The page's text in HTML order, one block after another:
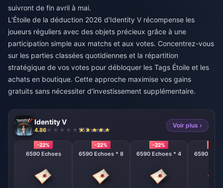
suivront de fin avril à mai.
L'Étoile de la déduction 2026 d'Identity V récompense les
joueurs réguliers avec des objets précieux grâce à une
participation simple aux matchs et aux votes. Concentrez-vous
sur les parties classées quotidiennes et la répartition
stratégique de vos votes pour débloquer les Tags Étoile et les
achats en boutique. Cette approche maximise vos gains
gratuits sans nécessiter d'investissement supplémentaire.
Identity V
4.86 552 vendu
Voir plus ›
-22%
6590 Echoes
-22%
6590 Echoes * 8
-22%
6590 Echoes * 4 6590